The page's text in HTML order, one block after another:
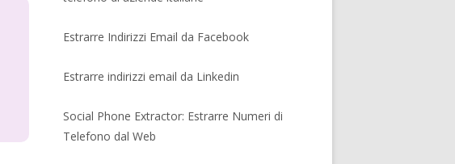
Estrarre Indirizzi Email da Facebook
Estrarre indirizzi email da Linkedin
Social Phone Extractor: Estrarre Numeri di
Telefono dal Web